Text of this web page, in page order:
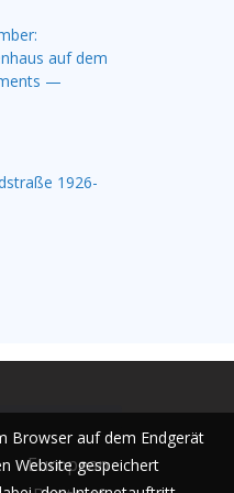
auf dem
—
1926-
European
Browser auf dem Endgerät
Website gespeichert